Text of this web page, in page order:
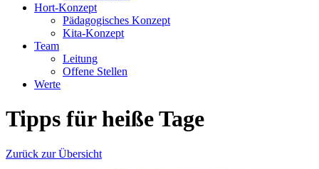
Hort-Konzept
Pädagogisches Konzept
Kita-Konzept
Team
Leitung
Offene Stellen
Werte
Tipps für heiße Tage
Zurück zur Übersicht